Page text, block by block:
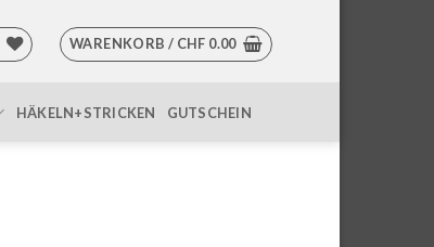
WARENKORB / CHF 0.00
HÄKELN+STRICKEN GUTSCHEIN